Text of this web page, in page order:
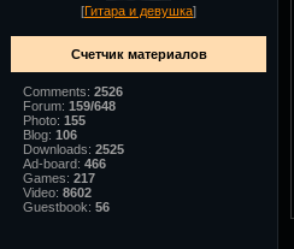
[Гитара и девушка]
Счетчик материалов
Comments: 2526
Forum: 159/648
Photo: 155
Blog: 106
Downloads: 2525
Ad-board: 466
Games: 217
Video: 8602
Guestbook: 56